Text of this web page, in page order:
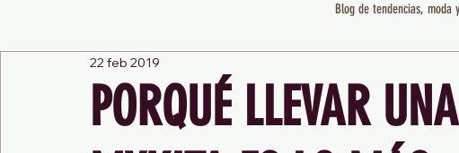
PORQUÉ LLEVAR
22 feb 2019
Blog de tendencias, moda